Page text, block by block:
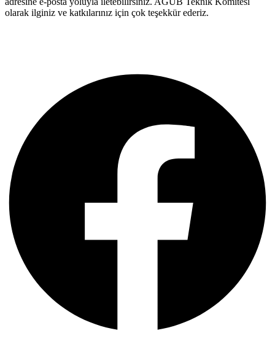
olarak ilginiz ve katkılarınız için çok teşekkür ederiz.